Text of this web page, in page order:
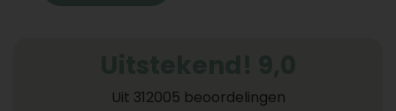
Uit 312005 beoordelingen